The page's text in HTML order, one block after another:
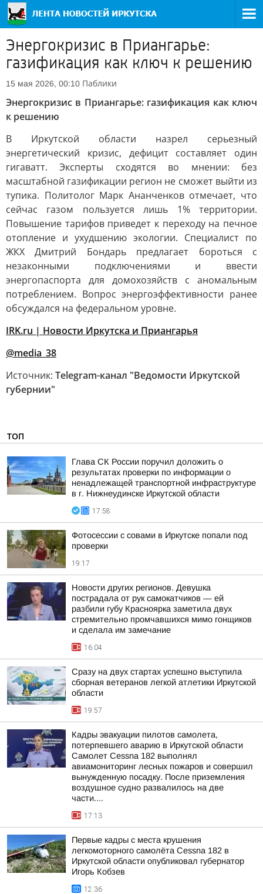
Энергокризис в Приангарье:
газификация как ключ к решению
15 мая 2026, 00:10 Паблики
Энергокризис в Приангарье: газификация как ключ
к решению
В Иркутской области назрел серьезный
энергетический кризис, дефицит составляет один
гигаватт. Эксперты сходятся во мнении: без
масштабной газификации регион не сможет выйти из
тупика. Политолог Марк Ананченков отмечает, что
сейчас газом пользуется лишь 1% территории.
Повышение тарифов приведет к переходу на печное
отопление и ухудшению экологии. Специалист по
ЖКХ Дмитрий Бондарь предлагает бороться с
незаконными подключениями и ввести
энергопаспорта для домохозяйств с аномальным
потреблением. Вопрос энергоэффективности ранее
обсуждался на федеральном уровне.
IRK.ru | Новости Иркутска и Приангарья
@media_38
Источник: Telegram-канал "Ведомости Иркутской
губернии"
ТОП
Глава СК России поручил доложить о
результатах проверки по информации о
ненадлежащей транспортной инфраструктуре
в г. Нижнеудинске Иркутской области
17:58
Фотосессии с совами в Иркутске попали под
проверки
19:17
Новости других регионов. Девушка
пострадала от рук самокатчиков — ей
разбили губу Красноярка заметила двух
стремительно промчавшихся мимо гонщиков
и сделала им замечание
16:04
Сразу на двух стартах успешно выступила
сборная ветеранов легкой атлетики Иркутской
области
19:57
Кадры эвакуации пилотов самолета,
потерпевшего аварию в Иркутской области
Самолет Cessna 182 выполнял
авиамониторинг лесных пожаров и совершил
вынужденную посадку. После приземления
воздушное судно развалилось на две
части....
17:13
Первые кадры с места крушения
легкомоторного самолёта Cessna 182 в
Иркутской области опубликовал губернатор
Игорь Кобзев
12:36